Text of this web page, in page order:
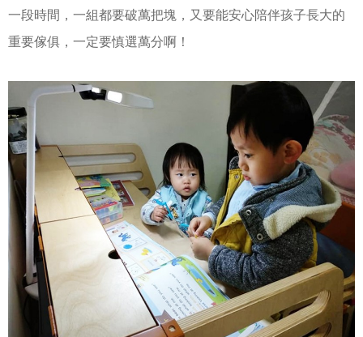
一段時間，一組都要破萬把塊，又要能安心陪伴孩子長大的
重要傢俱，一定要慎選萬分啊！